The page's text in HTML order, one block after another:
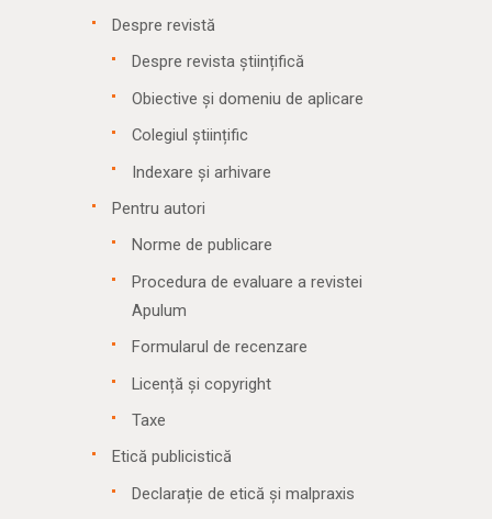
Despre revistă
Despre revista științifică
Obiective și domeniu de aplicare
Colegiul științific
Indexare și arhivare
Pentru autori
Norme de publicare
Procedura de evaluare a revistei
Apulum
Formularul de recenzare
Licență și copyright
Taxe
Etică publicistică
Declarație de etică și malpraxis